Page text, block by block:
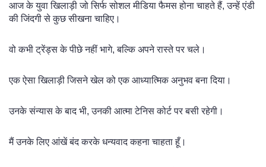
आज के युवा खिलाड़ी जो सिर्फ सोशल मीडिया फैमस होना चाहते हैं, उन्हें एंडी
की जिंदगी से कुछ सीखना चाहिए।
वो कभी ट्रेंड्स के पीछे नहीं भागे, बल्कि अपने रास्ते पर चले।
एक ऐसा खिलाड़ी जिसने खेल को एक आध्यात्मिक अनुभव बना दिया।
उनके संन्यास के बाद भी, उनकी आत्मा टेनिस कोर्ट पर बसी रहेगी।
मैं उनके लिए आंखें बंद करके धन्यवाद कहना चाहता हूँ।